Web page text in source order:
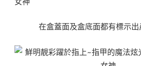
在盒蓋面及盒底面都有標示